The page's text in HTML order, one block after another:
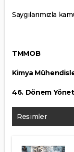
Saygılarımızla
TMMOB
Kimya
46. Dönem
Resimler